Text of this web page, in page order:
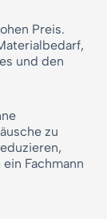
Preis.
und den
zu
Fachmann